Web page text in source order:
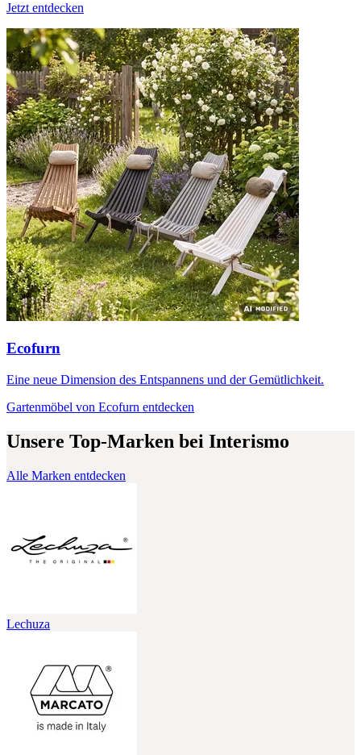
Jetzt entdecken
Ecofurn
Eine neue Dimension des Entspannens und der Gemütlichkeit.
Gartenmöbel von Ecofurn entdecken
Unsere Top-Marken bei Interismo
Alle Marken entdecken
Lechuza